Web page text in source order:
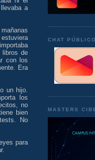
a
libros de
con los
Era
un hijo.
los
no
bien
No
para
CHAT
MASTERS